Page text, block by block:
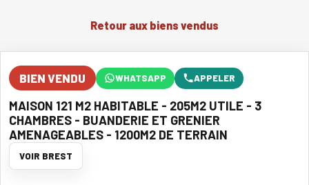
Retour aux biens vendus
BIEN VENDU WHATSAPP APPELER
MAISON 121 M2 HABITABLE - 205M2 UTILE - 3
CHAMBRES - BUANDERIE ET GRENIER
AMENAGEABLES - 1200M2 DE TERRAIN
VOIR BREST